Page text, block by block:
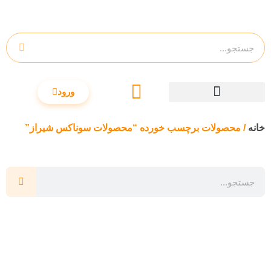
ورود
خانه / محصولات برچسب خورده “محصولات سوناکس شیراز”